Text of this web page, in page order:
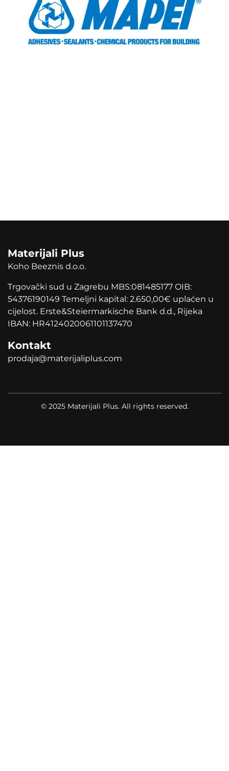
Materijali Plus
Koho Beeznis d.o.o.
Trgovački sud u Zagrebu MBS:081485177 OIB:
54376190149 Temeljni kapital: 2.650,00€ uplaćen u
cijelost. Erste&Steiermarkische Bank d.d., Rijeka
IBAN: HR4124020061101137470
Kontakt
prodaja@materijaliplus.com
© 2025 Materijali Plus. All rights reserved.